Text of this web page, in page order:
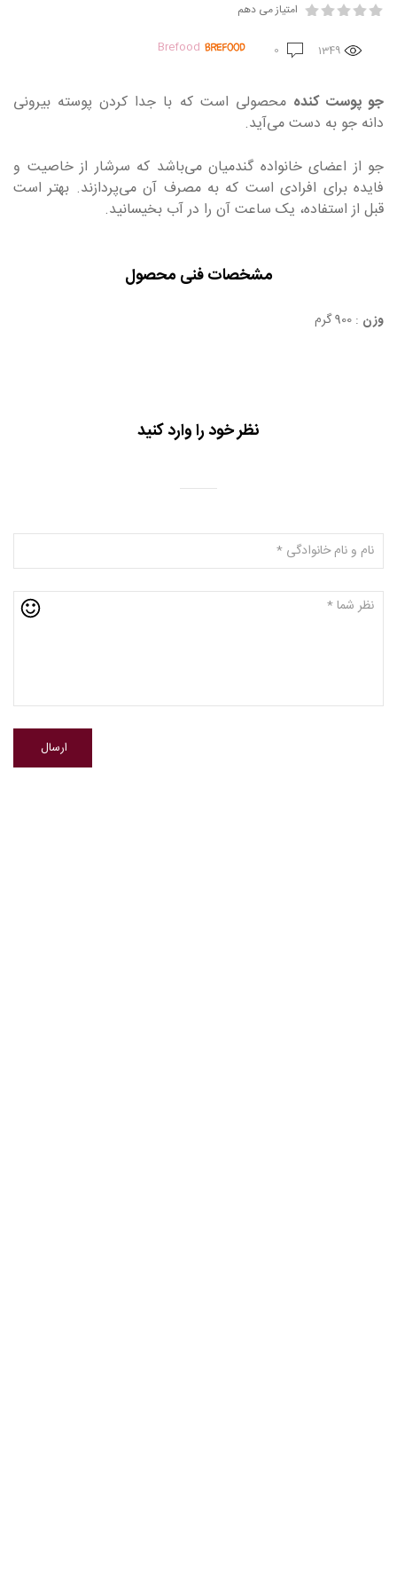
امتیاز می دهم
جو پوست کنده محصولی است که با جدا کردن پوسته بیرونی
دانه جو به دست می‌آید.
جو از اعضای خانواده گندمیان می‌باشد که سرشار از خاصیت و
فایده برای افرادی است که به مصرف آن می‌پردازند. بهتر است
قبل از استفاده، یک ساعت آن را در آب بخیسانید.
مشخصات فنی محصول
وزن : 900 گرم
نظر خود را وارد کنید
ارسال